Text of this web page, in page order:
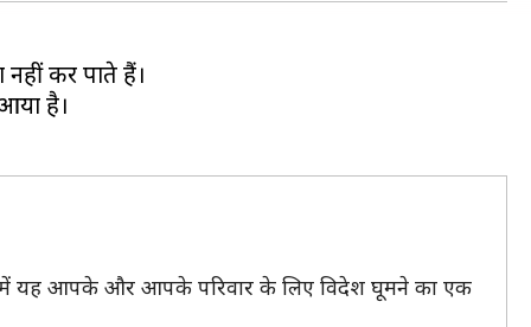
कर पाते हैं।
है।
में यह आपके और आपके परिवार के लिए विदेश घूमने का एक